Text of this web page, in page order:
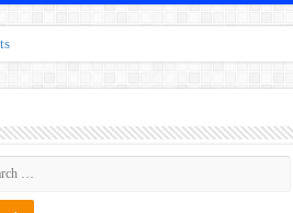
the NEET exam will be conducted in two phases.